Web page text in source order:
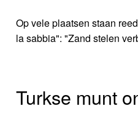
Op vele plaatsen staan
la sabbia": "Zand stelen
Turkse munt